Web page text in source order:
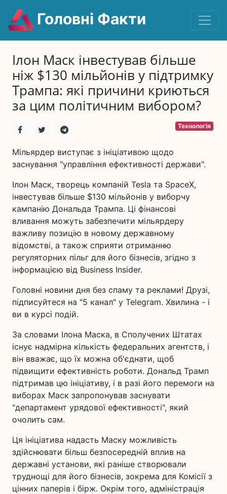
Головні Факти
Ілон Маск інвестував більше
ніж $130 мільйонів у підтримку
Трампа: які причини криються
за цим політичним вибором?
Технологія
Мільярдер виступає з ініціативою щодо
заснування "управління ефективності держави".
Ілон Маск, творець компаній Tesla та SpaceX,
інвестував більше $130 мільйонів у виборчу
кампанію Дональда Трампа. Ці фінансові
вливання можуть забезпечити мільярдеру
важливу позицію в новому державному
відомстві, а також сприяти отриманню
регуляторних пільг для його бізнесів, згідно з
інформацією від Business Insider.
Головні новини дня без спаму та реклами! Друзі,
підписуйтеся на "5 канал" у Telegram. Хвилина - і
ви в курсі подій.
За словами Ілона Маска, в Сполучених Штатах
існує надмірна кількість федеральних агентств, і
він вважає, що їх можна об'єднати, щоб
підвищити ефективність роботи. Дональд Трамп
підтримав цю ініціативу, і в разі його перемоги на
виборах Маск запропонував заснувати
"департамент урядової ефективності", який
очолить сам.
Ця ініціатива надасть Маску можливість
здійснювати більш безпосередній вплив на
державні установи, які раніше створювали
труднощі для його бізнесів, зокрема для Комісії з
цінних паперів і бірж. Окрім того, адміністрація